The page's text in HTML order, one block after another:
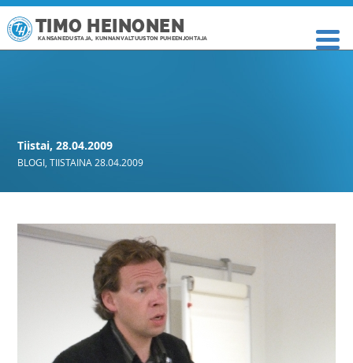
TIMO HEINONEN
KANSANEDUSTAJA, KUNNANVALTUUSTON PUHEENJOHTAJA
Tiistai, 28.04.2009
BLOGI ,TIISTAINA 28.04.2009